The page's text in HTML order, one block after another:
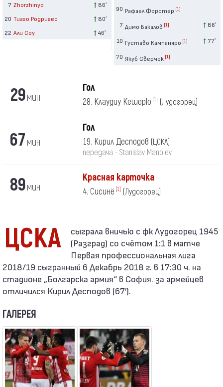
7 Zhorzhinyo
86′
20 Тиаго Родригес
80′
22 Али Соу 46′
90 Рафаел Форстер [1]
7 Димо Бакалов [1] 86′
10 Густаво Кампаняро [1] 77′
70 Якуб Сверчок [1]
29мин
Гол
28. Клаудиу Кешерю [1] (Лудогорец)
67 мин
Гол
19. Кирил Десподов (ЦСКА)
передача - Stanislav Manolev
89мин
Красная карточка
4. Сисинё [1] (Лудогорец)
ЦСКА
(Разград) со счётом 1:1 в матче
Первая профессиональная лига
2018/19 сыгранный 6 Декабрь 2018 г. в 17:30 ч. на
стадионе „Болгарска армия“ в София. за армейцев
отличился Кирил Десподов (67′).
ГАЛЕРЕЯ